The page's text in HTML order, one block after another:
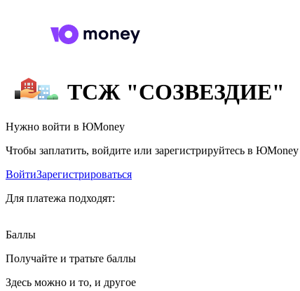
ТСЖ "СОЗВЕЗДИЕ"
Нужно войти в ЮMoney
Чтобы заплатить, войдите или зарегистрируйтесь в ЮMoney
ВойтиЗарегистрироваться
Для платежа подходят:
Баллы
Получайте и тратьте баллы
Здесь можно и то, и другое